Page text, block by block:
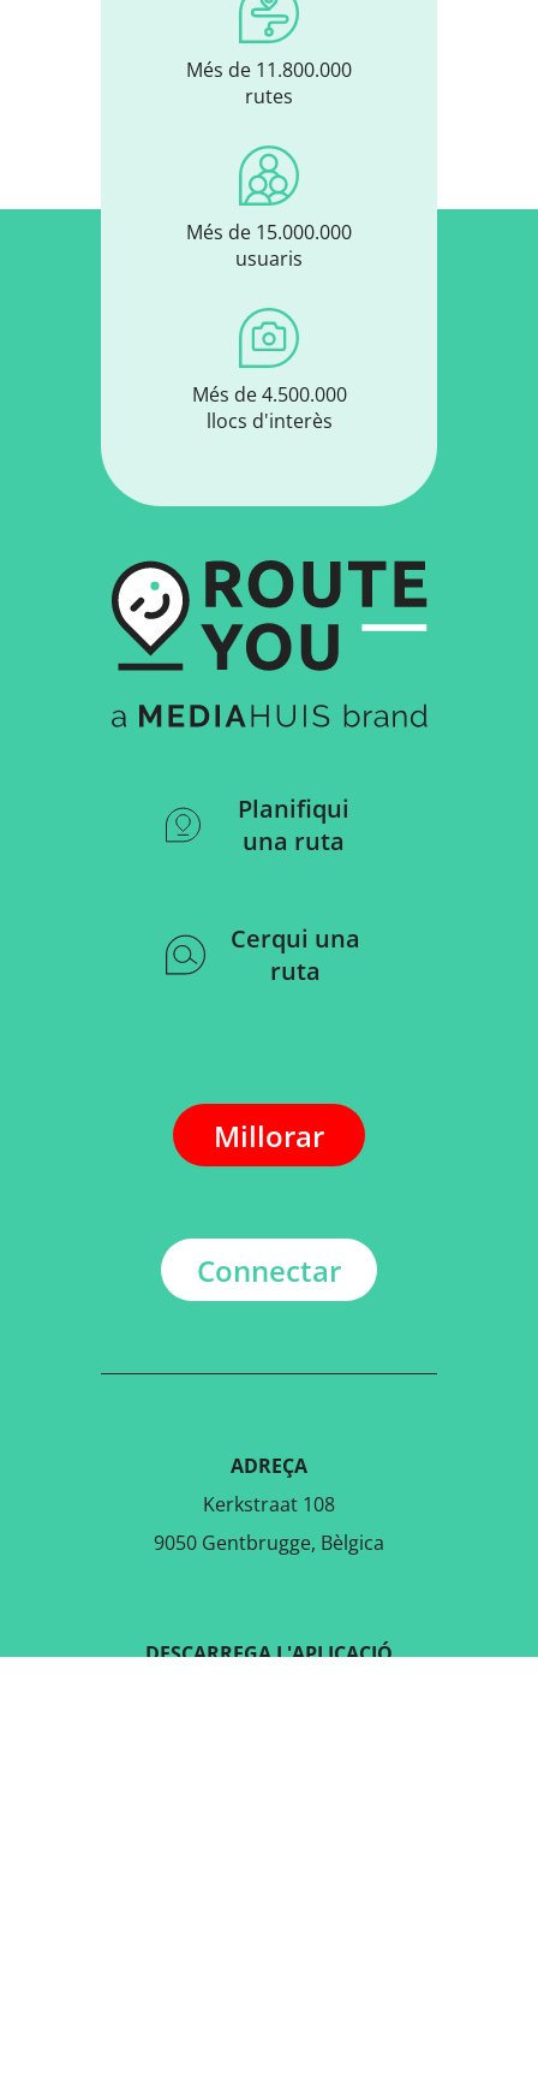
Més de 11.800.000
rutes
Més de 15.000.000
usuaris
Més de 4.500.000
llocs d'interès
Planifiqui
una ruta
Cerqui una
ruta
Millorar
Connectar
ADREÇA
Kerkstraat 108
9050 Gentbrugge, Bèlgica
DESCARREGA L'APLICACIÓ